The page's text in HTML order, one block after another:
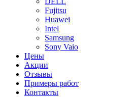
Fujitsu
Huawei
Intel
Samsung
Sony Vaio
Цены
Акции
Отзывы
Примеры работ
Контакты